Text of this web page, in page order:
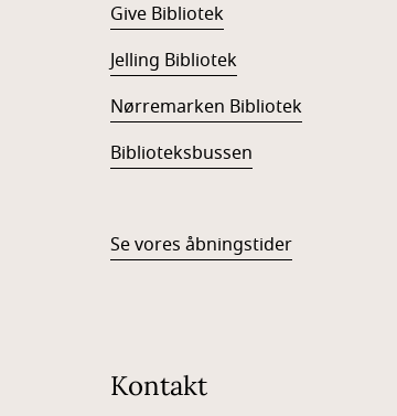
Give Bibliotek
Jelling Bibliotek
Nørremarken Bibliotek
Biblioteksbussen
Se vores åbningstider
Kontakt